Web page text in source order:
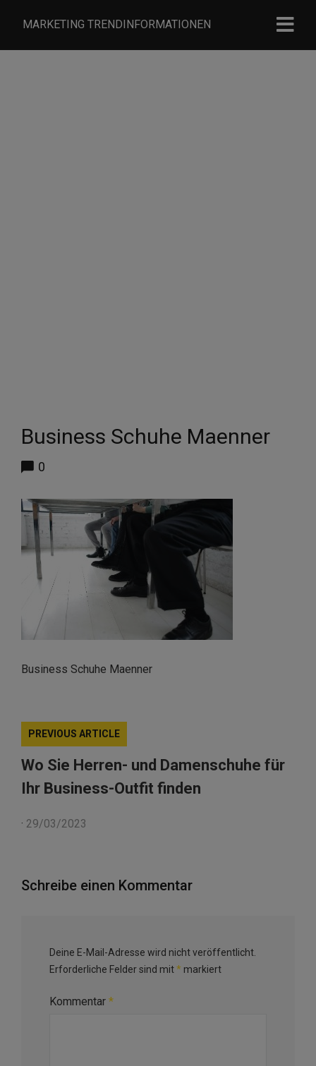
MARKETING TRENDINFORMATIONEN
Business Schuhe Maenner
0
Business Schuhe Maenner
PREVIOUS ARTICLE
Wo Sie Herren- und Damenschuhe für
Ihr Business-Outfit finden
· 29/03/2023
Schreibe einen Kommentar
Deine E-Mail-Adresse wird nicht veröffentlicht.
Erforderliche Felder sind mit* markiert
Kommentar *